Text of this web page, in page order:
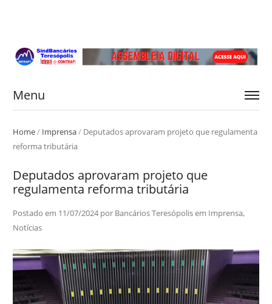
Menu
Home/ Imprensa/ Deputados aprovaram projeto que regulamenta
reforma tributária
Deputados aprovaram projeto que
regulamenta reforma tributária
Postado em 11/07/2024por Bancários Teresópolisem Imprensa,
Notícias